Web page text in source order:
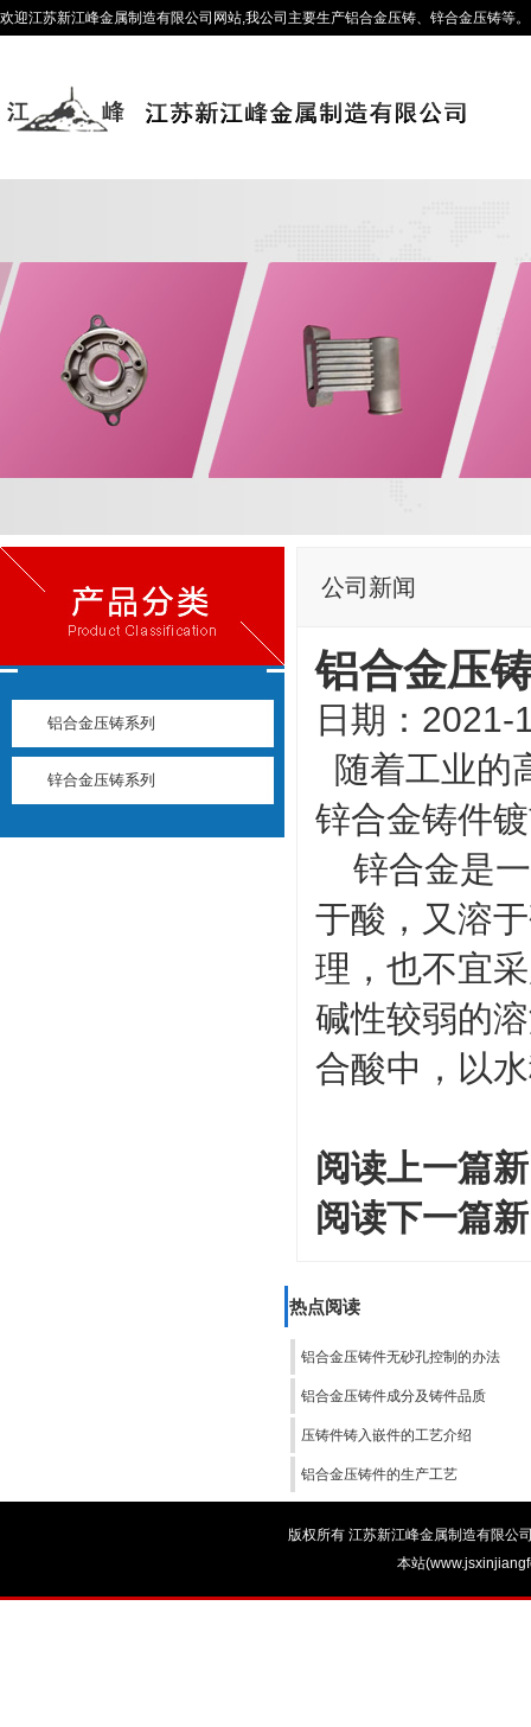
欢迎江苏新江峰金属制造有限公司网站,我公司主要生产铝合金压铸、锌合金压铸等
铝合金压铸系列
锌合金压铸系列
公司新闻
铝合金压
日期：2021-
随着工业的
锌合金铸件
锌合金是一
于酸，又溶
理，也不宜
碱性较弱的
合酸中，以
阅读上一篇
阅读下一篇
热点阅读
铝合金压铸件无砂孔控制的办法
铝合金压铸件成分及铸件品质
压铸件铸入嵌件的工艺介绍
铝合金压铸件的生产工艺
版权所有 江苏新江峰金属制造有限公
本站